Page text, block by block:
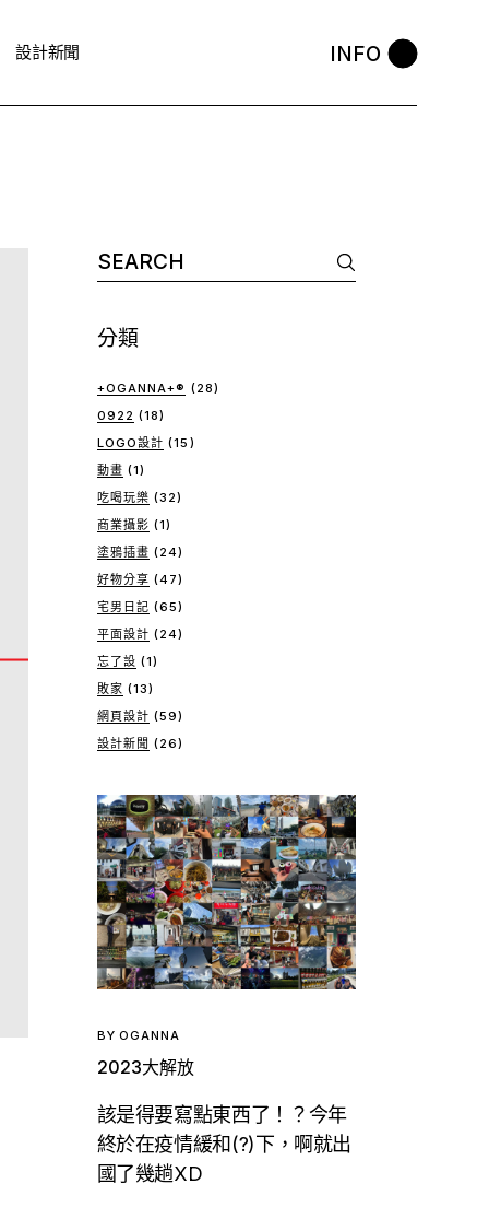
設計新聞 INFO
Search
for:
分類
+OGANNA+® (28)
0922 (18)
LOGO設計 (15)
動畫 (1)
吃喝玩樂 (32)
商業攝影 (1)
塗鴉插畫 (24)
好物分享 (47)
宅男日記 (65)
平面設計 (24)
忘了設 (1)
敗家 (13)
網頁設計 (59)
設計新聞 (26)
BY OGANNA
2023大解放
該是得要寫點東西了！？今年
終於在疫情緩和(?)下，啊就出
國了幾趟XD